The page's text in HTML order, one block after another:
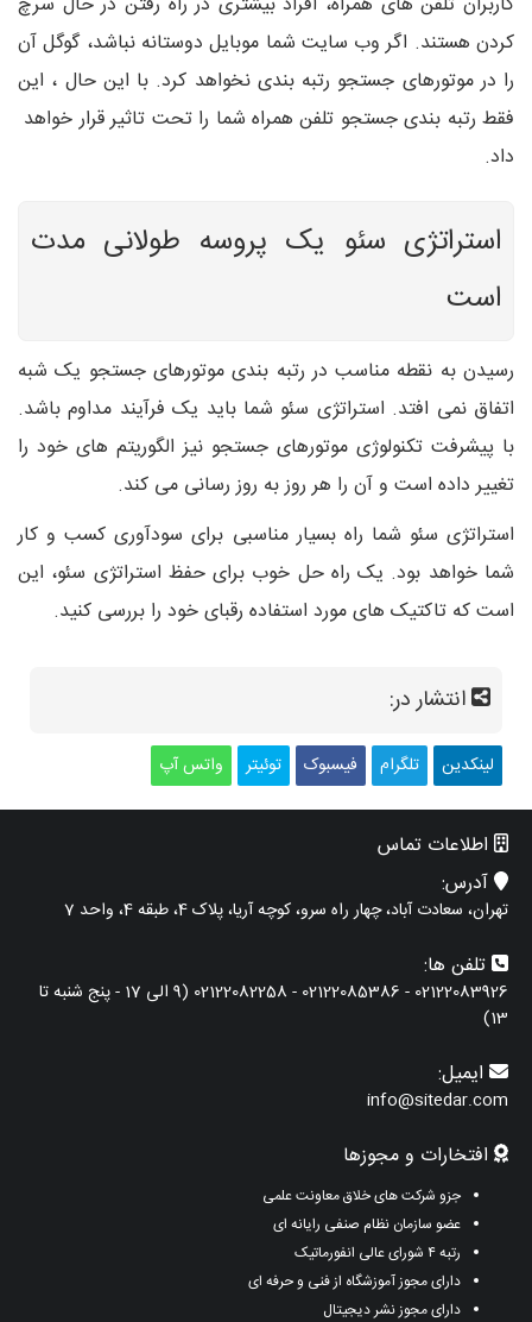
کردن هستند. اگر وب سایت شما موبایل دوستانه نباشد، گوگل آن
را در موتورهای جستجو رتبه بندی نخواهد کرد. با این حال ، این
فقط رتبه بندی جستجو تلفن همراه شما را تحت تاثیر قرار خواهد
داد.
استراتژی سئو یک پروسه طولانی مدت
است
رسیدن به نقطه مناسب در رتبه بندی موتورهای جستجو یک شبه
اتفاق نمی افتد. استراتژی سئو شما باید یک فرآیند مداوم باشد.
با پیشرفت تکنولوژی موتورهای جستجو نیز الگوریتم های خود را
تغییر داده است و آن را هر روز به روز رسانی می کند.
استراتژی سئو شما راه بسیار مناسبی برای سودآوری کسب و کار
شما خواهد بود. یک راه حل خوب برای حفظ استراتژی سئو، این
است که تاکتیک های مورد استفاده رقبای خود را بررسی کنید.
انتشار در:
لینکدین تلگرام فیسبوک توئیتر واتس آپ
اطلاعات تماس
آدرس:
تهران، سعادت آباد، چهار راه سرو، کوچه آریا، پلاک 4، طبقه 4، واحد 7
تلفن ها:
02122083926 - 02122085386 - 02122082258 (9 الی 17 - پنج شنبه تا
13)
ایمیل:
info@sitedar.com
افتخارات و مجوزها
جزو شرکت های خلاق معاونت علمی
عضو سازمان نظام صنفی رایانه ای
رتبه ۴ شورای عالی انفورماتیک
دارای مجوز آموزشگاه از فنی و حرفه ای
دارای مجوز نشر دیجیتال